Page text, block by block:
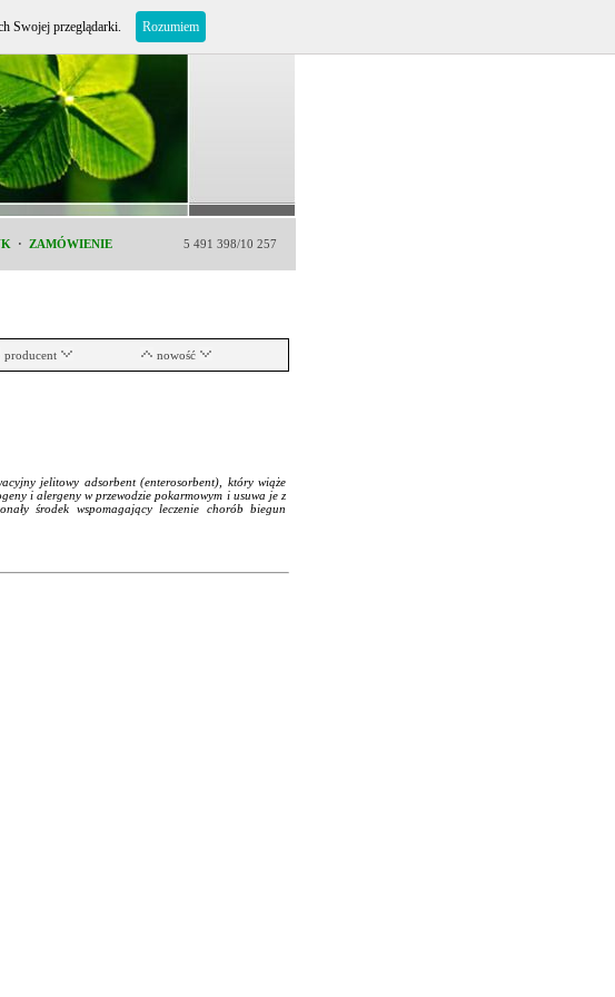
· ZAMÓWIENIE 5 491 398/10 257
producent nowość
jelitowy adsorbent (enterosorbent), który wiąże
i alergeny w przewodzie pokarmowym i usuwa je z
środek wspomagający leczenie chorób biegun
Swojej przeglądarki. Rozumiem